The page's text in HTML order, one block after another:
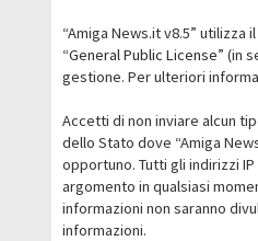
“Amiga News.it v8.5” utilizza
“General Public License” (in
gestione. Per ulteriori
Accetti di non inviare alcun
dello Stato dove “Amiga
opportuno. Tutti gli indirizzi
argomento in qualsiasi
informazioni non saranno
informazioni.